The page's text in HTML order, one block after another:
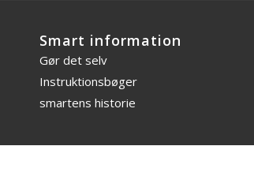
Smart information
Gør det selv
Instruktionsbøger
smartens historie